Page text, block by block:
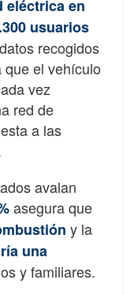
eléctrica en
usuarios
recogidos
que el vehículo
vez
red de
a las
avalan
asegura que
y la
una
y familiares.